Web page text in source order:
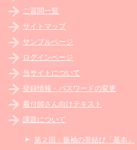
ご質問一覧
サイトマップ
サンプルページ
ログインページ
当サイトについて
登録情報・パスワードの変更
着付師さん向けテキスト
課題について
第２回：振袖の帯結び「基本」